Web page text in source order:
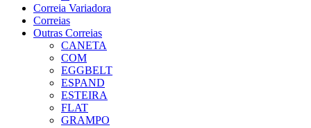
Correia Variadora
Correias
Outras Correias
CANETA
COM
EGGBELT
ESPAND
ESTEIRA
FLAT
GRAMPO